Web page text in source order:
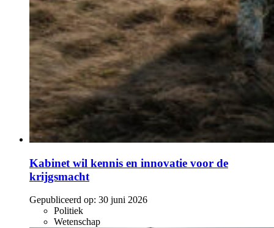
Kabinet wil kennis en innovatie voor de
krijgsmacht
Gepubliceerd op: 30 juni 2026
Politiek
Wetenschap